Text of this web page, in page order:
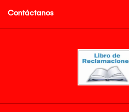
Contáctanos